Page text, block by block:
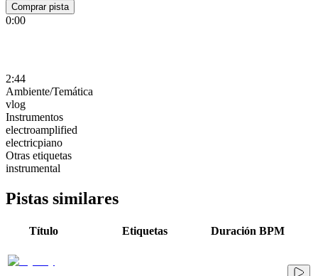
Comprar pista
0:00
2:44
Ambiente/Temática
vlog
Instrumentos
electroamplified
electricpiano
Otras etiquetas
instrumental
Pistas similares
Título Etiquetas Duración BPM